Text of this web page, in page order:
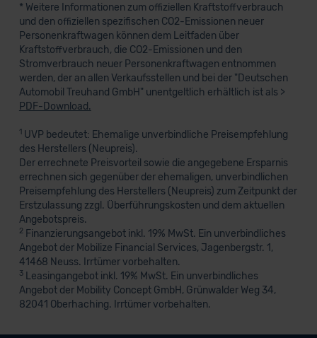
* Weitere Informationen zum offiziellen Kraftstoffverbrauch
und den offiziellen spezifischen CO2-Emissionen neuer
Personenkraftwagen können dem Leitfaden über
Kraftstoffverbrauch, die CO2-Emissionen und den
Stromverbrauch neuer Personenkraftwagen entnommen
werden, der an allen Verkaufsstellen und bei der "Deutschen
Automobil Treuhand GmbH" unentgeltlich erhältlich ist als >
PDF-Download.
1UVP bedeutet: Ehemalige unverbindliche Preisempfehlung
des Herstellers (Neupreis).
Der errechnete Preisvorteil sowie die angegebene Ersparnis
errechnen sich gegenüber der ehemaligen, unverbindlichen
Preisempfehlung des Herstellers (Neupreis) zum Zeitpunkt der
Erstzulassung zzgl. Überführungskosten und dem aktuellen
Angebotspreis.
2 Finanzierungsangebot inkl. 19% MwSt. Ein unverbindliches
Angebot der Mobilize Financial Services, Jagenbergstr. 1,
41468 Neuss. Irrtümer vorbehalten.
3Leasingangebot inkl. 19% MwSt. Ein unverbindliches
Angebot der Mobility Concept GmbH, Grünwalder Weg 34,
82041 Oberhaching. Irrtümer vorbehalten.